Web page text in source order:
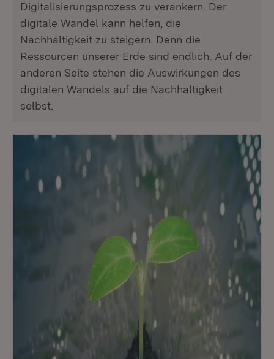
Digitalisierungsprozess zu verankern. Der
digitale Wandel kann helfen, die
Nachhaltigkeit zu steigern. Denn die
Ressourcen unserer Erde sind endlich. Auf der
anderen Seite stehen die Auswirkungen des
digitalen Wandels auf die Nachhaltigkeit
selbst.